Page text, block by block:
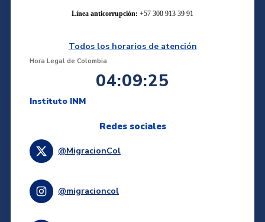
Línea anticorrupción: +57 300 913 39 91
Todos los horarios de atención
Hora Legal de Colombia
04:09:25
Instituto INM
Redes sociales
@MigracionCol
@migracioncol